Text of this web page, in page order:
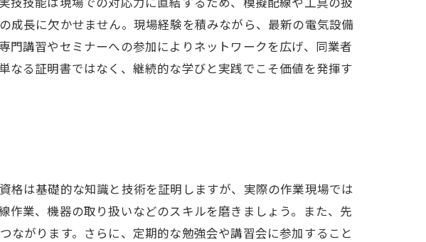
成長に欠かせません。現場経験を積みながら、最新の電気設備
講習やセミナーへの参加によりネットワークを広げ、同業者
なる証明書ではなく、継続的な学びと実践でこそ価値を発揮す
格は基礎的な知識と技術を証明しますが、実際の作業現場では
業、機器の取り扱いなどのスキルを磨きましょう。また、先
がります。さらに、定期的な勉強会や講習会に参加すること